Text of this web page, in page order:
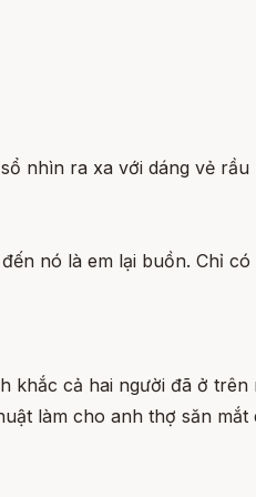
nhìn ra xa với dáng vẻ
nó là em lại buồn. Chỉ
khắc cả hai người đã ở trên
làm cho anh thợ săn mắt